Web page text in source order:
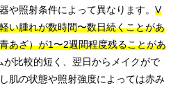
や照射条件によって異なります。 V
い腫れが数時間〜数日続くことがあ
あざ）が1〜2週間程度残ることがあ
が比較的短く、翌日からメイクがで
肌の状態や照射強度によっては赤み